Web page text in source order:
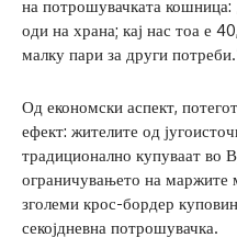
на потрошувачката
оди на храна; кај нас тоа е
малку пари за други
Од економски аспект,
ефект: жителите од
традиционално купуваат во
ограничувањето на маржите
зголеми крос-бордер
секојдневна потрошувачка.